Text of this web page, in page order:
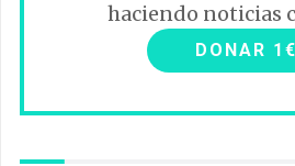
haciendo noticias
DONAR 1€